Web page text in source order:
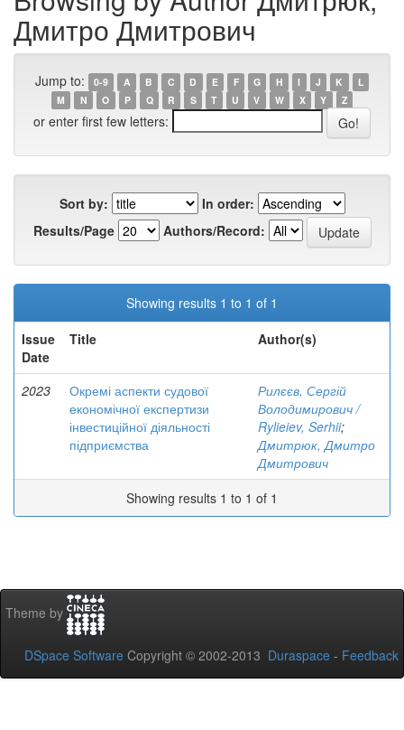
Дмитро Дмитрович
Jump to: 0-9 A B C D E F G H I J K
L
M
N O P Q R S T U V W X Y Z
or enter first few letters:
Sort by:
In order:
Results/Page
Authors/Record:
Showing results 1 to 1 of 1
Issue
Date
Title Author(s)
2023
Окремі аспекти судової
економічної експертизи
інвестиційної діяльності
підприємства
Рилєєв, Сергій
Володимирович /
Rylieiev, Serhii;
Дмитрюк, Дмитро
Дмитрович
Showing results 1 to 1 of 1
Theme by
DSpace Software Copyright © 2002-2013 Duraspace - Feedback